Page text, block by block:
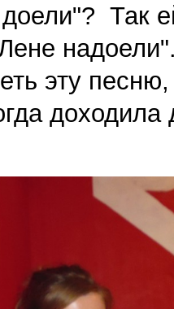
Так
эту
доходила